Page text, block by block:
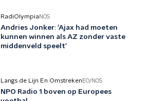
RadiOlympia NOS
Andries Jonker: 'Ajax had moeten
kunnen winnen als AZ zonder vaste
middenveld speelt'
Langs de Lijn En Omstreken EO/NOS
NPO Radio 1 boven op Europees